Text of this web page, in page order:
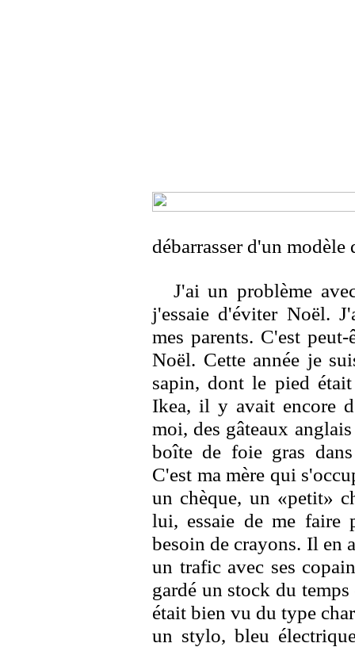
débarrasser d'un
J'ai un problème
j'essaie d'éviter Noël.
mes parents. C'est
Noël. Cette année je
sapin, dont le pied
Ikea, il y avait encore
moi, des gâteaux
boîte de foie gras
C'est ma mère qui
un chèque, un «petit»
lui, essaie de me faire
besoin de crayons. Il en
un trafic avec ses
gardé un stock du
était bien vu du type
un stylo, bleu